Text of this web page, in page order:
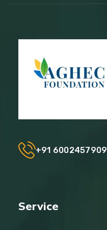
+91 6002457909
Service